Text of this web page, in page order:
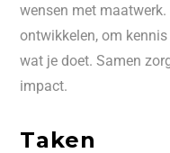
wensen met
ontwikkelen, om
wat je doet. Samen
impact.
Taken